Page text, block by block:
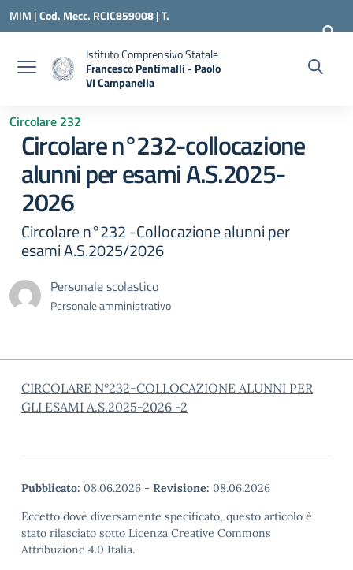
Vai ai contenuti
Vai al menu di navigazione
Vai al footer
MIM |Cod. Mecc. RCIC859008 | T.
RCIC859008@ISTRUZIONE.IT
Istituto Comprensivo Statale
Francesco Pentimalli - Paolo
VI Campanella
Circolare 232
Circolare n°232-collocazione
alunni per esami A.S.2025-
2026
Circolare n°232 -Collocazione alunni per
esami A.S.2025/2026
Personale scolastico
Personale amministrativo
CIRCOLARE N°232-COLLOCAZIONE ALUNNI PER
GLI ESAMI A.S.2025-2026 -2
Pubblicato: 08.06.2026 - Revisione: 08.06.2026
Eccetto dove diversamente specificato, questo articolo è
stato rilasciato sotto Licenza Creative Commons
Attribuzione 4.0 Italia.